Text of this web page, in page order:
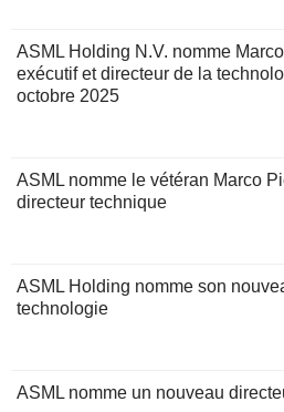
ASML Holding N.V. nomme
exécutif et directeur de la
octobre 2025
ASML nomme le vétéran Marco
directeur technique
ASML Holding nomme son
technologie
ASML nomme un nouveau